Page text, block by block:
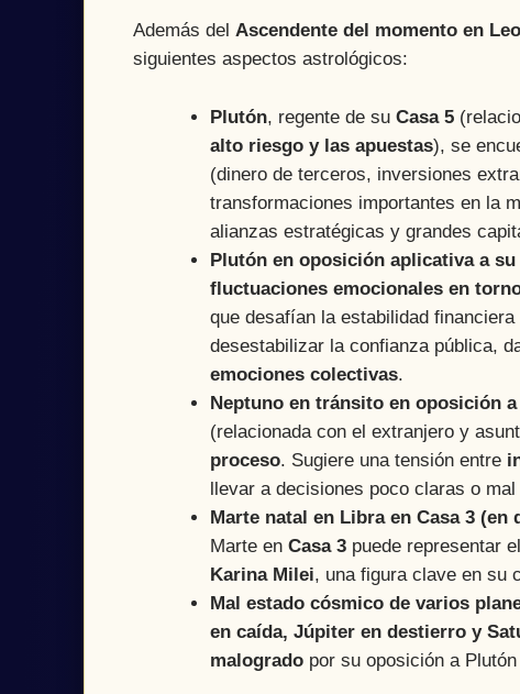
Además del Ascendente del momento en
siguientes aspectos astrológicos:
Plutón, regente de suCasa 5
alto riesgo y las apuestas), se
(dinero de terceros, inversiones
transformaciones importantes en la
alianzas estratégicas y grandes
Plutón en oposición aplicativa a su
fluctuaciones emocionales en
que desafían la estabilidad financiera
desestabilizar la confianza pública,
emociones colectivas.
Neptuno en tránsito en oposición
(relacionada con el extranjero y
proceso. Sugiere una tensión entre
llevar a decisiones poco claras o
Marte natal en Libra en Casa 3
Marte enCasa 3 puede representar
Karina Milei, una figura clave en su
Mal estado cósmico de varios
en caída, Júpiter en destierro y
malogrado por su oposición a